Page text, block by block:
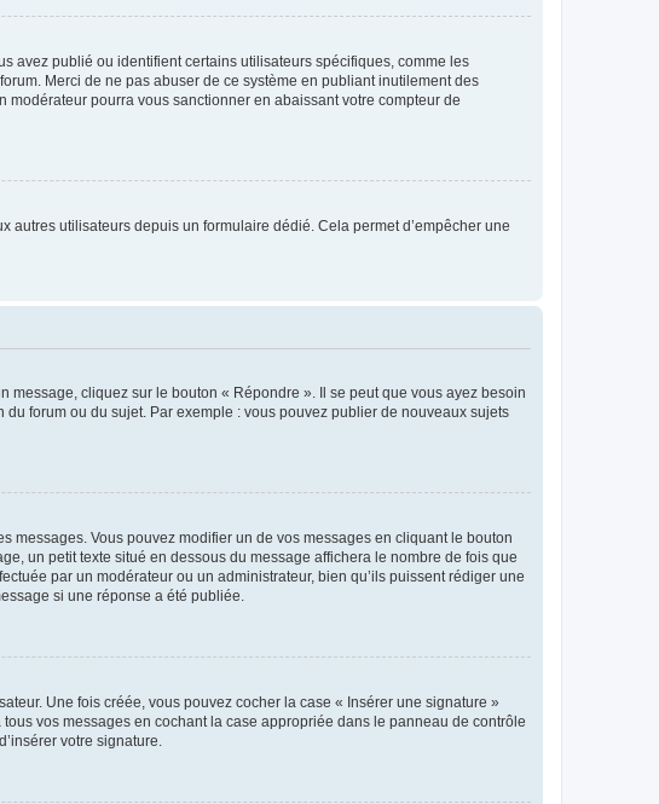
avez publié ou identifient certains utilisateurs spécifiques, comme les
Merci de ne pas abuser de ce système en publiant inutilement des
pourra vous sanctionner en abaissant votre compteur de
utilisateurs depuis un formulaire dédié. Cela permet d’empêcher une
cliquez sur le bouton « Répondre ». Il se peut que vous ayez besoin
forum ou du sujet. Par exemple : vous pouvez publier de nouveaux sujets
messages. Vous pouvez modifier un de vos messages en cliquant le bouton
un petit texte situé en dessous du message affichera le nombre de fois que
par un modérateur ou un administrateur, bien qu’ils puissent rédiger une
si une réponse a été publiée.
Une fois créée, vous pouvez cocher la case « Insérer une signature »
vos messages en cochant la case appropriée dans le panneau de contrôle
votre signature.